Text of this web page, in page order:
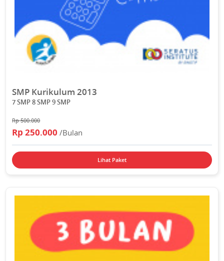
SMP Kurikulum 2013
7 SMP 8 SMP 9 SMP
Rp 500.000
Rp 250.000/Bulan
Lihat Paket